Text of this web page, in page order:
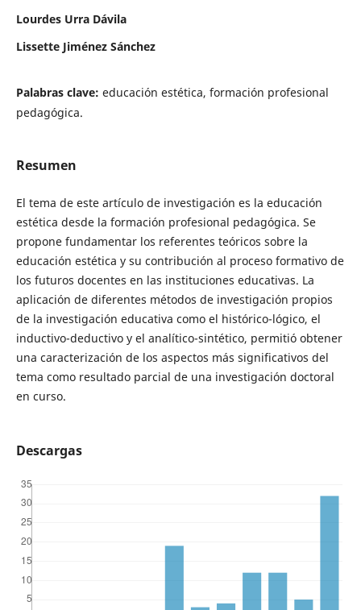
Lourdes Urra Dávila
Lissette Jiménez Sánchez
Palabras clave: educación estética, formación profesional
pedagógica.
Resumen
El tema de este artículo de investigación es la educación
estética desde la formación profesional pedagógica. Se
propone fundamentar los referentes teóricos sobre la
educación estética y su contribución al proceso formativo de
los futuros docentes en las instituciones educativas. La
aplicación de diferentes métodos de investigación propios
de la investigación educativa como el histórico-lógico, el
inductivo-deductivo y el analítico-sintético, permitió obtener
una caracterización de los aspectos más significativos del
tema como resultado parcial de una investigación doctoral
en curso.
Descargas